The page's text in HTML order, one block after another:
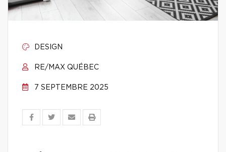
DESIGN
RE/MAX QUÉBEC
7 SEPTEMBRE 2025